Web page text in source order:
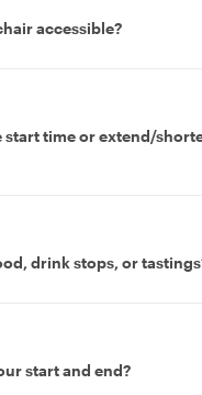
accessible?
start time or extend/
drink stops, or
start and end?